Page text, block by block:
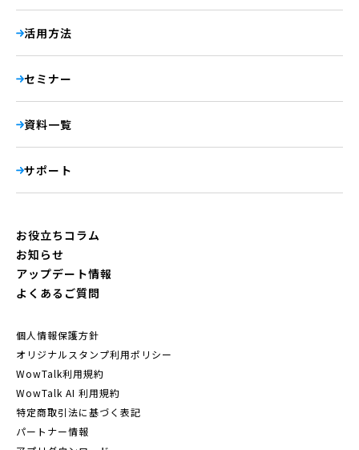
活用方法
セミナー
資料一覧
サポート
お役立ちコラム
お知らせ
アップデート情報
よくあるご質問
個人情報保護方針
オリジナルスタンプ利用ポリシー
WowTalk利用規約
WowTalk AI 利用規約
特定商取引法に基づく表記
パートナー情報